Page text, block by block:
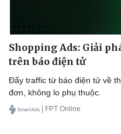
Shopping Ads: Giải
trên báo điện tử
Đẩy traffic từ báo điện tử về
đơn, không lo phụ thuộc.
| FPT Online